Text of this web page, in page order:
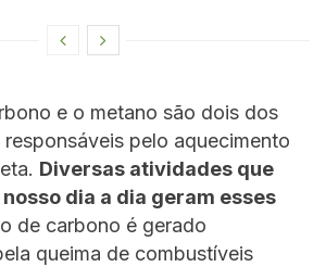
e o metano são dois dos
pelo aquecimento
Diversas atividades que
dia a dia geram esses
de carbono é gerado
queima de combustíveis